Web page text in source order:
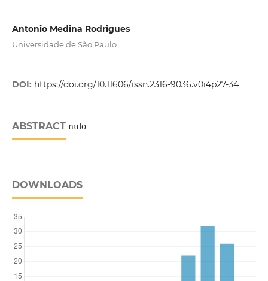
Antonio Medina Rodrigues
Universidade de São Paulo
DOI: https://doi.org/10.11606/issn.2316-9036.v0i4p27-34
ABSTRACTnulo
DOWNLOADS